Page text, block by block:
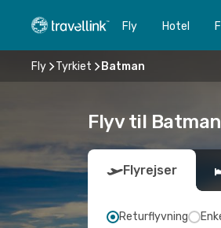
Fly Hotel
Fly Tyrkiet Batman
Flyv til
Flyrejser
Returflyvning